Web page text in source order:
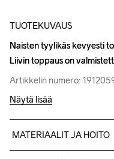
TUOTEKUVAUS
Naisten tyylikäs kevyesti
Liivin toppaus on
Artikkelin numero:
Naisten tyylikäs kevyesti
Liivin toppaus on
Artikkelin numero:
Näytä lisää
MATERIAALIT JA HOITO